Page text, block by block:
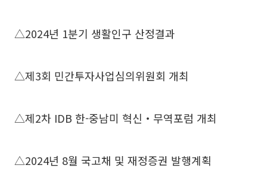
△2024년 1분기 생활인구 산정결과
△제3회 민간투자사업심의위원회 개최
△제2차 IDB 한-중남미 혁신‧무역포럼 개최
△2024년 8월 국고채 및 재정증권 발행계획